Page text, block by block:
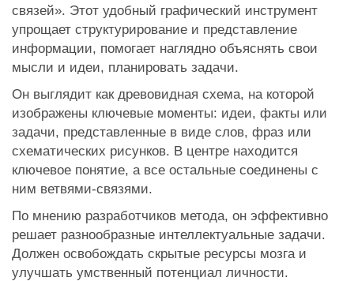
связей». Этот удобный графический инструмент
упрощает структурирование и представление
информации, помогает наглядно объяснять свои
мысли и идеи, планировать задачи.
Он выглядит как древовидная схема, на которой
изображены ключевые моменты: идеи, факты или
задачи, представленные в виде слов, фраз или
схематических рисунков. В центре находится
ключевое понятие, а все остальные соединены с
ним ветвями-связями.
По мнению разработчиков метода, он эффективно
решает разнообразные интеллектуальные задачи.
Должен освобождать скрытые ресурсы мозга и
улучшать умственный потенциал личности.